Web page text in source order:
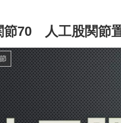
節70 人工股関節